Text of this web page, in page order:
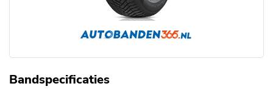
Bandspecificaties